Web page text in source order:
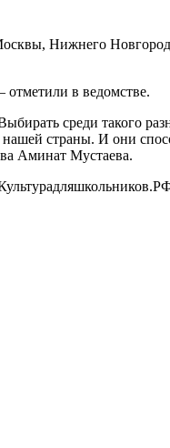
Нижнего
в ведомстве.
среди такого
страны. И они
Аминат Мустаева.